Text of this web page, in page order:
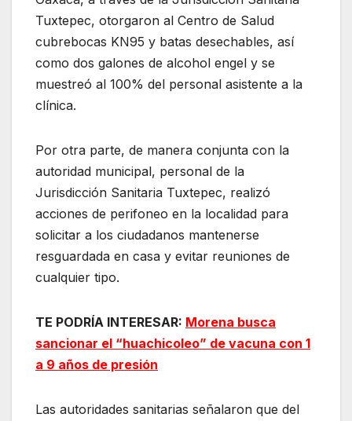
Tuxtepec, otorgaron al Centro de Salud
cubrebocas KN95 y batas desechables, así
como dos galones de alcohol engel y se
muestreó al 100% del personal asistente a la
clínica.
Por otra parte, de manera conjunta con la
autoridad municipal, personal de la
Jurisdicción Sanitaria Tuxtepec, realizó
acciones de perifoneo en la localidad para
solicitar a los ciudadanos mantenerse
resguardada en casa y evitar reuniones de
cualquier tipo.
TE PODRÍA INTERESAR: Morena busca
sancionar el “huachicoleo” de vacuna con 1
a 9 años de presión
Las autoridades sanitarias señalaron que del